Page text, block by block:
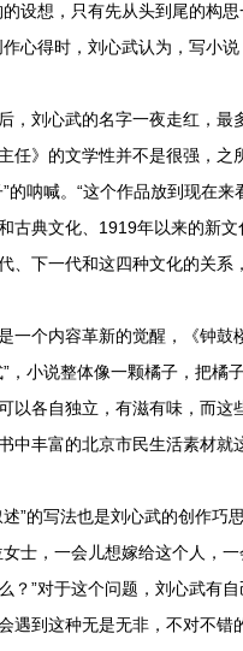
设想，只有先从头到尾的构
心得时，刘心武认为，写小
，刘心武的名字一夜走红，最
任》的文学性并不是很强，之
的呐喊。“这个作品放到现在
古典文化、1919年以来的新文
、下一代和这四种文化的关系
一个内容革新的觉醒，《钟鼓
，小说整体像一颗橘子，把橘
以各自独立，有滋有味，而这
中丰富的北京市民生活素材就
”的写法也是刘心武的创作巧
士，一会儿想嫁给这个人，
？”对于这个问题，刘心武有
遇到这种无是无非，不对不错